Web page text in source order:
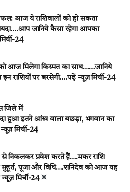
आज ये राशिवालों को हो सकता
जानिये कैसा रहेगा आपका
24
आज मिलेगा किस्मत का साथ……जानिये
राशियों पर बरसेगी….पढ़ें न्यूज़ मिर्ची-24
जिले में
हुआ इतने आंख वाला बछड़ा, भगवान का
मिर्ची-24
से निकलकर प्रवेश करते हैं….मकर राशि
पूजा और विधि….शनिदेव को आज यह
मिर्ची-24